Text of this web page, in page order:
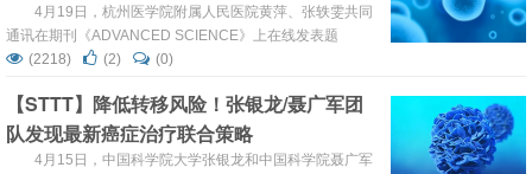
后指标
4月19日，杭州医学院附属人民医院黄萍、张轶雯共同
通讯在期刊《ADVANCED SCIENCE》上在线发表题
为“Peptide Transporter 1-Mediated Dipeptide Transport
Activating MAP4K4/G3BP2 Signaling Axis”的研究...
(2218) (2) (0)
【STTT】降低转移风险！张银龙/聂广军团
队发现最新癌症治疗联合策略
4月15日，中国科学院大学张银龙和中国科学院聂广军